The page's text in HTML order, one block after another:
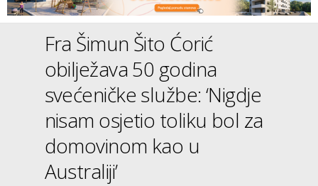
Fra Šimun Šito Ćorić
obilježava 50 godina
svećeničke službe: ‘Nigdje
nisam osjetio toliku bol za
domovinom kao u
Australiji’